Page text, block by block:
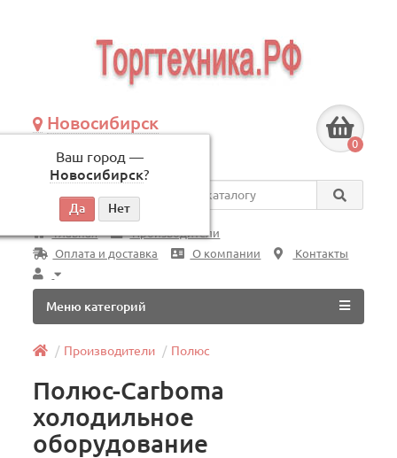
Новосибирск
Ваш город —
Новосибирск?
по будням, с 09:00 до 18:00
0
Везде
Главная
Производители
Оплата и доставка
О компании Контакты
Меню категорий
Производители Полюс
Полюс-Carboma
холодильное
оборудование